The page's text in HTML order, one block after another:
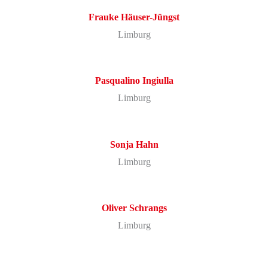
Frauke Häuser-Jüngst
Limburg
Pasqualino Ingiulla
Limburg
Sonja Hahn
Limburg
Oliver Schrangs
Limburg